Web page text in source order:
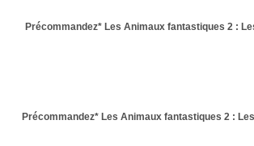
Précommandez* Les Animaux fantastiques 2 :
Précommandez* Les Animaux fantastiques 2 :